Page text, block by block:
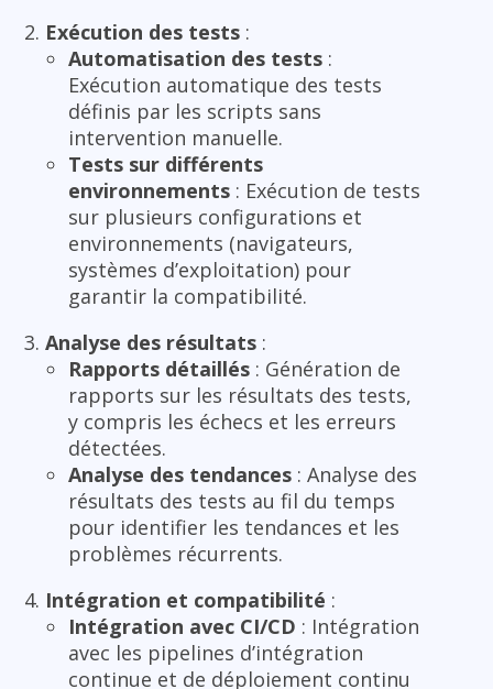
Exécution des tests :
Automatisation des tests :
Exécution automatique des tests
définis par les scripts sans
intervention manuelle.
Tests sur différents
environnements : Exécution de tests
sur plusieurs configurations et
environnements (navigateurs,
systèmes d’exploitation) pour
garantir la compatibilité.
Analyse des résultats :
Rapports détaillés : Génération de
rapports sur les résultats des tests,
y compris les échecs et les erreurs
détectées.
Analyse des tendances : Analyse des
résultats des tests au fil du temps
pour identifier les tendances et les
problèmes récurrents.
Intégration et compatibilité :
Intégration avec CI/CD : Intégration
avec les pipelines d’intégration
continue et de déploiement continu